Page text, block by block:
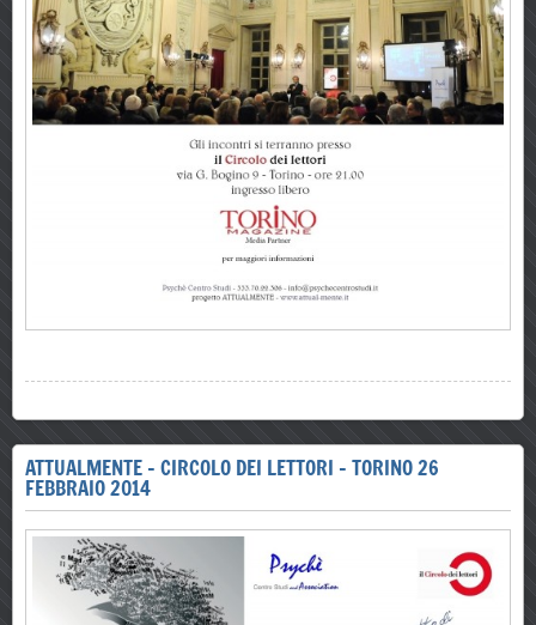
ATTUALMENTE - CIRCOLO DEI LETTORI - TORINO 26
FEBBRAIO 2014